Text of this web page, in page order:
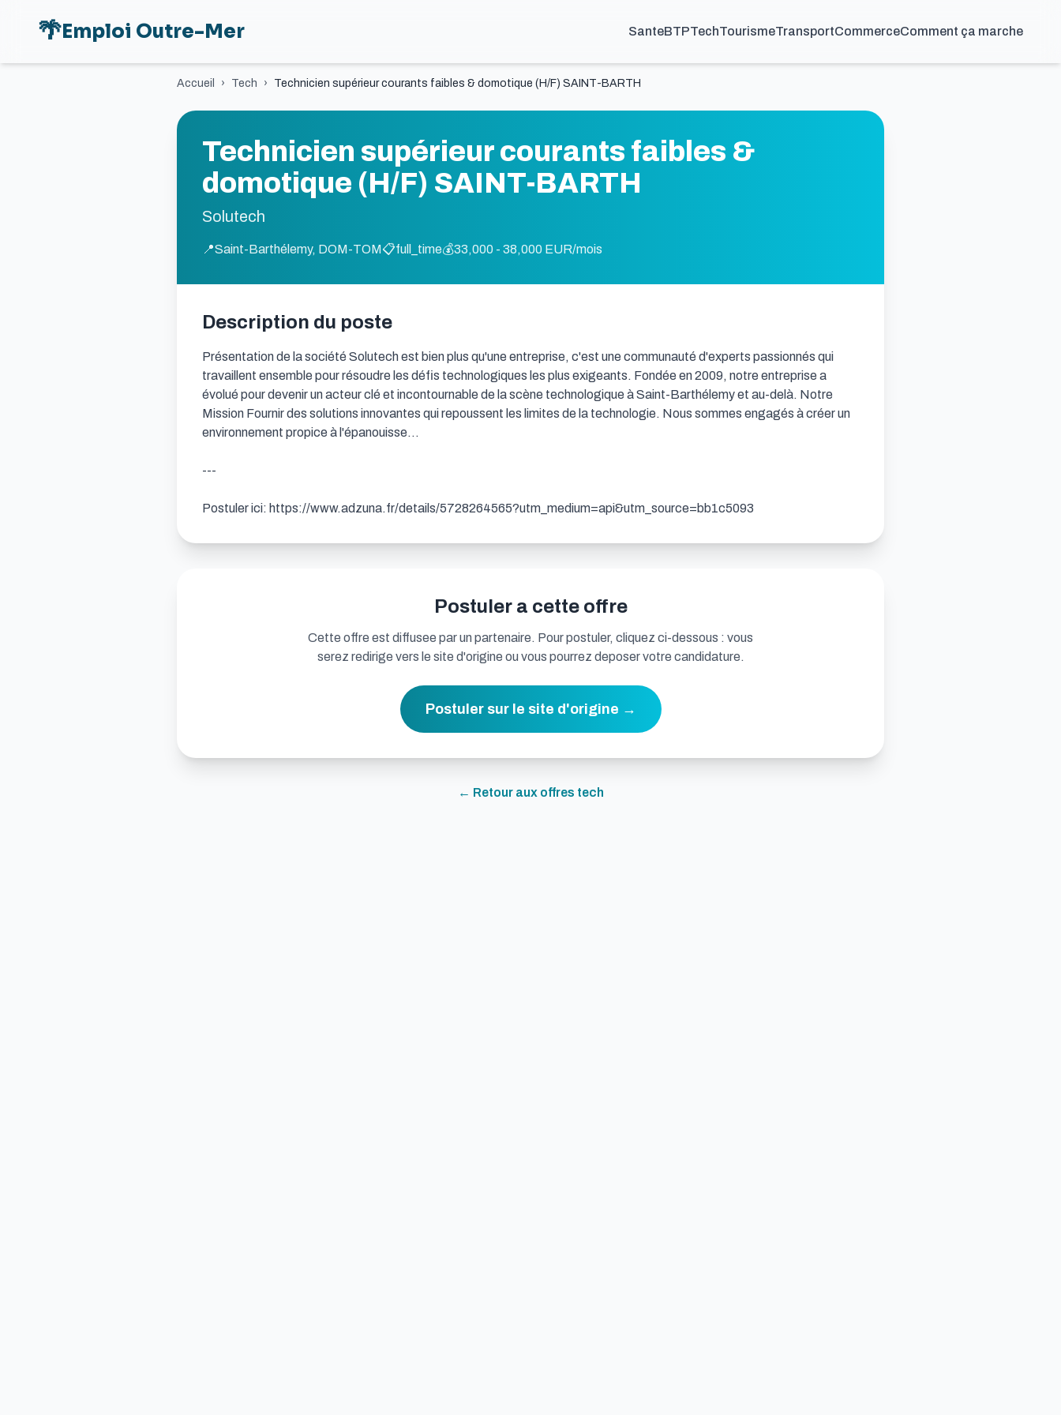
🌴Emploi Outre-Mer SanteBTPTechTourismeTransportCommerceComment ça marche
Accueil › Tech › Technicien supérieur courants faibles & domotique (H/F) SAINT-BARTH
Technicien supérieur courants faibles &
domotique (H/F) SAINT-BARTH
Solutech
📍Saint-Barthélemy, DOM-TOM📋full_time💰33,000 - 38,000 EUR/mois
Description du poste
Présentation de la société Solutech est bien plus qu'une entreprise, c'est une communauté d'experts passionnés qui
travaillent ensemble pour résoudre les défis technologiques les plus exigeants. Fondée en 2009, notre entreprise a
évolué pour devenir un acteur clé et incontournable de la scène technologique à Saint-Barthélemy et au-delà. Notre
Mission Fournir des solutions innovantes qui repoussent les limites de la technologie. Nous sommes engagés à créer un
environnement propice à l'épanouisse…
---
Postuler ici: https://www.adzuna.fr/details/5728264565?utm_medium=api&utm_source=bb1c5093
Postuler a cette offre
Cette offre est diffusee par un partenaire. Pour postuler, cliquez ci-dessous : vous
serez redirige vers le site d'origine ou vous pourrez deposer votre candidature.
Postuler sur le site d'origine →
← Retour aux offres tech